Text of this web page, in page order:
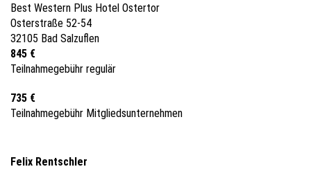
Best Western Plus Hotel Ostertor
Osterstraße 52-54
32105 Bad Salzuflen
845 €
Teilnahmegebühr regulär
735 €
Teilnahmegebühr Mitgliedsunternehmen
Felix Rentschler